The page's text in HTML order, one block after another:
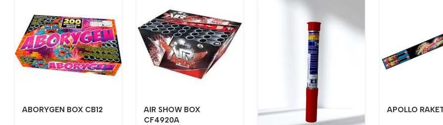
ABORYGEN BOX CB12
AIR SHOW BOX
CF4920A
APOLLO